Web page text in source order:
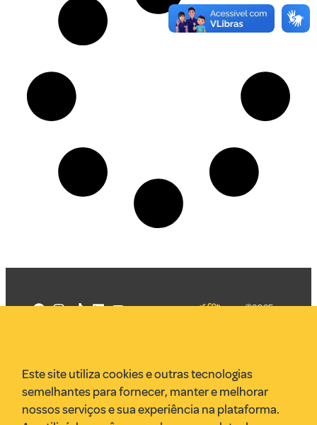
VR Assessoria
Parcerias
Envie uma pauta
©2025
Este site utiliza cookies e outras tecnologias
semelhantes para fornecer, manter e melhorar
nossos serviços e sua experiência na plataforma.